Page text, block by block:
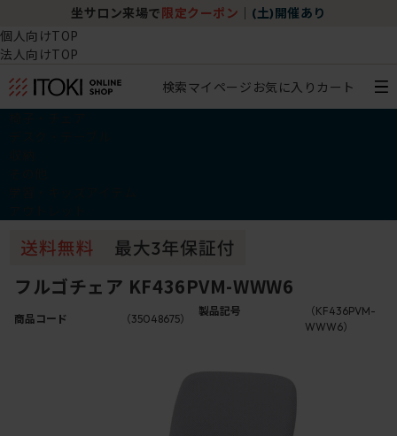
坐サロン来場で 限定クーポン (土)開催あり
個人向けTOP
法人向けTOP
検索マイページ お気に入り カート
フルゴチェア KF436PVM-WWW6
商品コード （35048675）
製品記号
（KF436PVM-
WWW6）